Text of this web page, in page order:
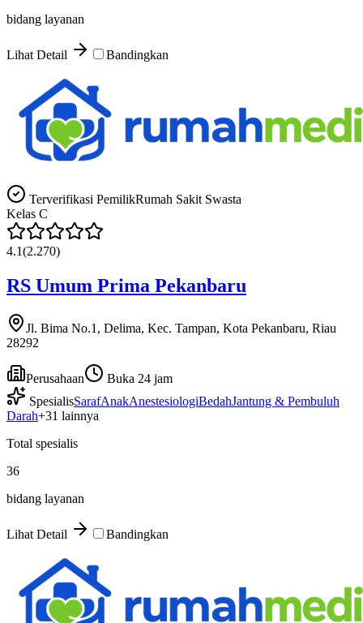
bidang layanan
Lihat Detail Bandingkan
Terverifikasi PemilikRumah Sakit Swasta
Kelas C
4.1(2.270)
RS Umum Prima Pekanbaru
Jl. Bima No.1, Delima, Kec. Tampan, Kota Pekanbaru, Riau
28292
Perusahaan
Buka 24 jam
SpesialisSarafAnakAnestesiologiBedahJantung & Pembuluh
Darah+31 lainnya
Total spesialis
36
bidang layanan
Lihat Detail Bandingkan